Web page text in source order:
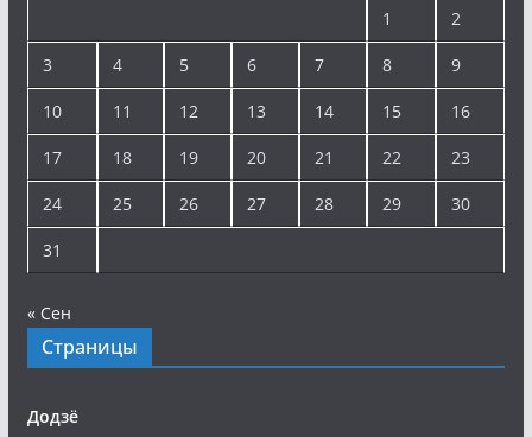
1 2
3 4 5 6 7 8 9
10 11 12 13 14 15 16
17 18 19 20 21 22 23
24 25 26 27 28 29 30
31
« Сен
Страницы
Додзё